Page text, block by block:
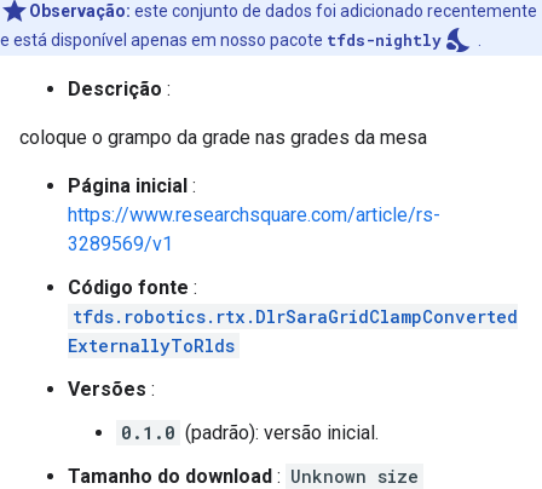
Observação: este conjunto de dados foi adicionado recentemente
e está disponível apenas em nosso pacote tfds-nightly nights_stay
Descrição :
coloque o grampo da grade nas grades da mesa
Página inicial :
https://www.researchsquare.com/article/rs-
3289569/v1
Código fonte :
tfds.robotics.rtx.DlrSaraGridClampConverted
ExternallyToRlds
Versões :
0.1.0 (padrão): versão inicial.
Tamanho do download : Unknown size